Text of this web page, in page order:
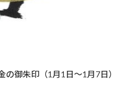
の御朱印（1月1日～1月7日）